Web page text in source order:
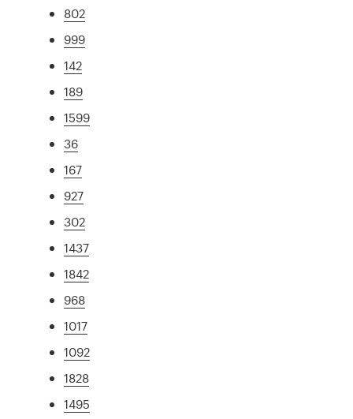
802
999
142
189
1599
36
167
927
302
1437
1842
968
1017
1092
1828
1495